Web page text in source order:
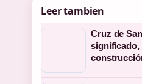
Leer tambien
Cruz de
significado,